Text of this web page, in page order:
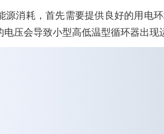
源消耗，首先需要提供良好的用电
压会导致小型高低温型循环器出现